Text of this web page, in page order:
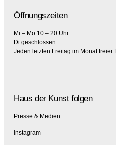
Öffnungszeiten
Mi – Mo 10 – 20 Uhr
Di geschlossen
Jeden letzten Freitag im Monat freier
Haus der Kunst folgen
Presse & Medien
Instagram